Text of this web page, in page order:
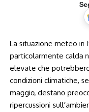
La situazione meteo‍ in‍
particolarmente calda
elevate che⁢
‌condizioni climatiche,
maggio, destano
ripercussioni